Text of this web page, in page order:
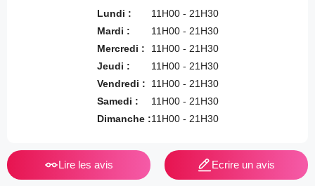
Lundi :
Mardi :
Mercredi :
Jeudi :
Vendredi :
Samedi :
Dimanche :
11H00 - 21H30
11H00 - 21H30
11H00 - 21H30
11H00 - 21H30
11H00 - 21H30
11H00 - 21H30
11H00 - 21H30
Lire les avis Ecrire un avis